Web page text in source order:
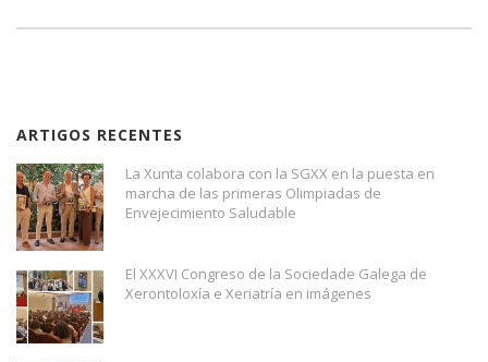
ARTIGOS RECENTES
La Xunta colabora con la SGXX en la puesta en
marcha de las primeras Olimpiadas de
Envejecimiento Saludable
El XXXVI Congreso de la Sociedade Galega de
Xerontoloxía e Xeriatría en imágenes